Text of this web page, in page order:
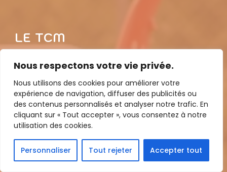
Nous respectons votre vie privée.
Nous utilisons des cookies pour améliorer votre
expérience de navigation, diffuser des publicités ou
des contenus personnalisés et analyser notre trafic. En
cliquant sur « Tout accepter », vous consentez à notre
utilisation des cookies.
Personnaliser Tout rejeter Accepter tout
LE TCM
Situé aux portes du Baggersee à Strasbourg, le
de verdure, où 6 terres battues, 1 terrain
extérieur synthétique et 2 courts couverts se
mêlent aux platanes et espaces verts.